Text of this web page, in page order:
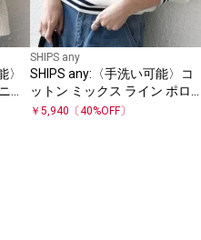
〉
ッ
SHIPS any
SHIPS any:〈手洗い可能〉コ
ットン ミックス ライン ポロニ
ット プルオーバー
￥ 5,940 〔40%OFF〕